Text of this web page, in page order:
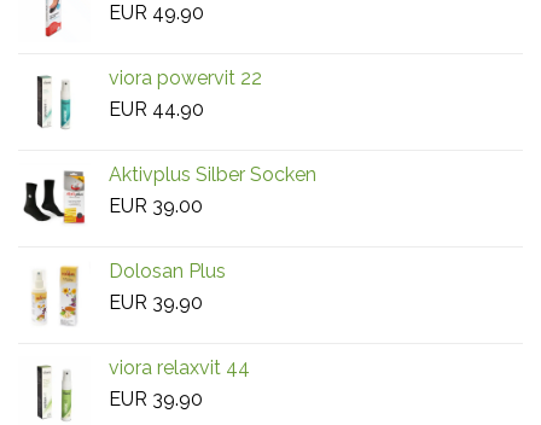
EUR 49.90
viora powervit 22
EUR 44.90
Aktivplus Silber Socken
EUR 39.00
Dolosan Plus
EUR 39.90
viora relaxvit 44
EUR 39.90